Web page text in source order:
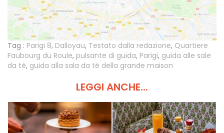
Tag : Parigi 8, Dalloyau, Testato dalla redazione, Quartiere
Faubourg du Roule, pulsante di guida, Parigi, guida alle sale
da tè, guida alla sala da tè della grande maison
LEGGI ANCHE...